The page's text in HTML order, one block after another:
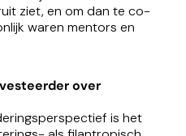
ziet, en om dan te co-
waren mentors en
over
is het